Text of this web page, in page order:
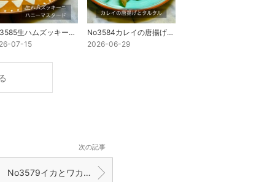
No3585生ハムズッキーニ ハニーマスタード
07-15
No3584カレイの唐揚げとタルタル
2026-06-29
次の記事
No3579イカとワカメの明太子和え